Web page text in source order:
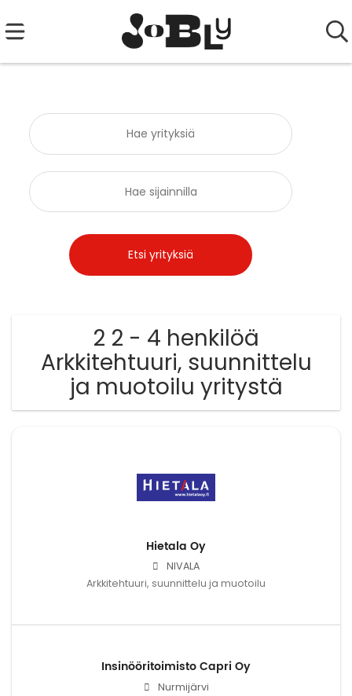
2 2 - 4 henkilöä
Arkkitehtuuri, suunnittelu
ja muotoilu yritystä
Hietala Oy
NIVALA
Arkkitehtuuri, suunnittelu ja muotoilu
Insinööritoimisto Capri Oy
Nurmijärvi